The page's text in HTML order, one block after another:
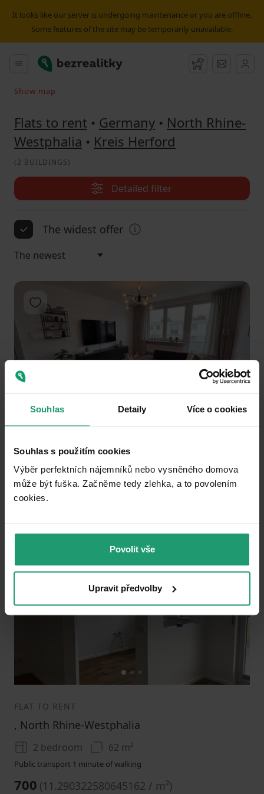
Souhlas Detaily Více o cookies
Souhlas s použitím cookies
Výběr perfektních nájemníků nebo vysněného domova
může být fuška. Začněme tedy zlehka, a to povolením
cookies.​
Povolit vše
Upravit předvolby
It looks like our server is undergoing maintenance or you are offline.
Some features of the site may be temporarily unavailable.
Main menu
Bezrealitky Watchdog
Search on the map
Show map
Flats to rent • Germany • North Rhine-
Westphalia • Kreis Herford
(2 BUILDINGS)
Detailed filter
The widest offer
12 3
Add to favorites
Hengistweg 25, , North Rhine-Westphalia
4+1 81 m²
Public transport 2 minutes of walking • Parking
12
Add to favorites
FLAT TO RENT
, North Rhine-Westphalia
2 bedroom 62 m²
Public transport 1 minute of walking
700 (11.290322580645162 / m²)